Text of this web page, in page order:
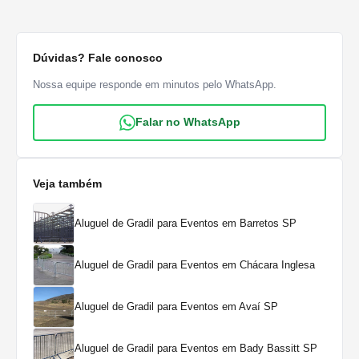
Dúvidas? Fale conosco
Nossa equipe responde em minutos pelo WhatsApp.
Falar no WhatsApp
Veja também
Aluguel de Gradil para Eventos em Barretos SP
Aluguel de Gradil para Eventos em Chácara Inglesa
Aluguel de Gradil para Eventos em Avaí SP
Aluguel de Gradil para Eventos em Bady Bassitt SP